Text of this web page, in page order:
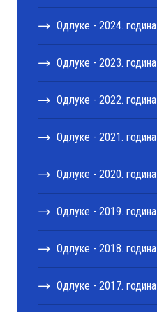
Одлуке - 2024. година
Одлуке - 2023. година
Одлуке - 2022. година
Одлуке - 2021. година
Одлуке - 2020. година
Одлуке - 2019. година
Одлуке - 2018. година
Одлуке - 2017. година